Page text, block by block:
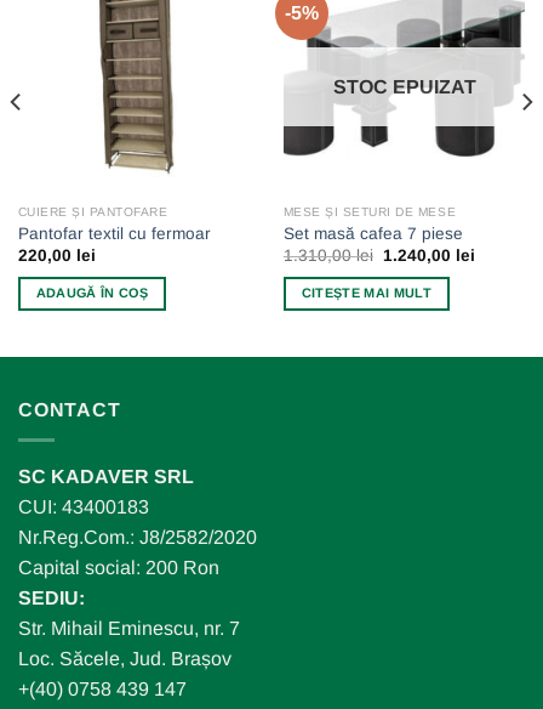
CUIERE ȘI PANTOFARE
Pantofar textil cu fermoar
220,00 lei
ADAUGĂ ÎN COȘ
-5%
Add to
wishlist
STOC EPUIZAT
MESE ȘI SETURI DE MESE
Set masă cafea 7 piese
1.310,00lei
Prețul
a
fost:
1.240,00 leiPrețul
CITEȘTE MAI MULT
CONTACT
SC KADAVER SRL
CUI: 43400183
Nr.Reg.Com.: J8/2582/2020
Capital social: 200 Ron
SEDIU:
Str. Mihail Eminescu, nr. 7
Loc. Săcele, Jud. Brașov
+(40) 0758 439 147